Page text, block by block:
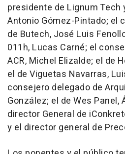
presidente de Lignum Tech
Antonio Gómez-Pintado; el
de Butech, José Luis
011h, Lucas Carné; el
ACR, Michel Elizalde; el de
el de Viguetas Navarras,
consejero delegado de
González; el de Wes Panel,
director General de
y el director general de